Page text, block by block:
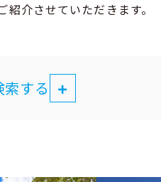
介させていただきます。
する